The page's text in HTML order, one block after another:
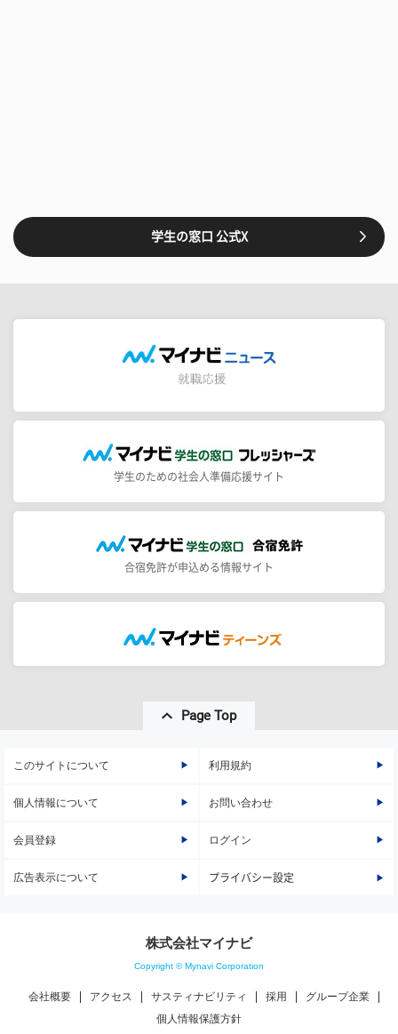
学生の窓口 公式X
学生のための社会人準備応援サイト
合宿免許が申込める情報サイト
Page Top
このサイトについて 利用規約
個人情報について お問い合わせ
会員登録 ログイン
広告表示について プライバシー設定
株式会社マイナビ
Copyright © Mynavi Corporation
会社概要 アクセス サスティナビリティ 採用
グループ企業
個人情報保護方針